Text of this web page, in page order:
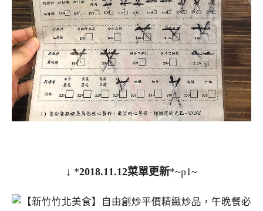
↓ *2018.11.12菜單更新*~p1~